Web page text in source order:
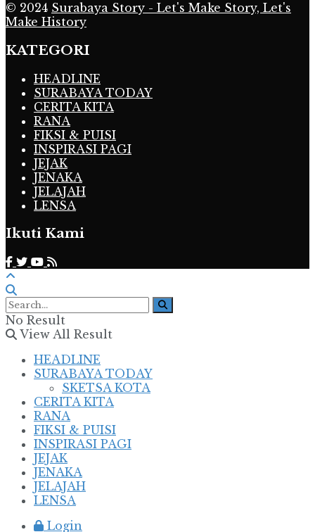
© 2024 Surabaya Story - Let's Make Story, Let's
Make History
KATEGORI
HEADLINE
SURABAYA TODAY
CERITA KITA
RANA
FIKSI & PUISI
INSPIRASI PAGI
JEJAK
JENAKA
JELAJAH
LENSA
Ikuti Kami
No Result
View All Result
HEADLINE
SURABAYA TODAY
SKETSA KOTA
CERITA KITA
RANA
FIKSI & PUISI
INSPIRASI PAGI
JEJAK
JENAKA
JELAJAH
LENSA
Login